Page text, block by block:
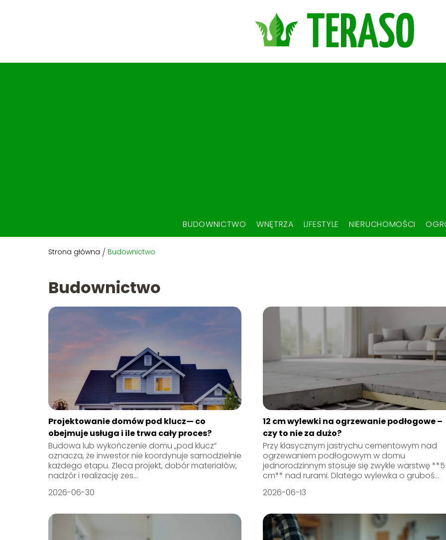
BUDOWNICTWO WNĘTRZA LIFESTYLE NIERUCHOMOŚCI
Strona główna / Budownictwo
Budownictwo
Projektowanie domów pod klucz— co
obejmuje usługa i ile trwa cały proces?
Budowa lub wykończenie domu „pod klucz”
oznacza, że inwestor nie koordynuje samodzielnie
każdego etapu. Zleca projekt, dobór materiałów,
nadzór i realizację zes...
2026-06-30
12 cm wylewki na ogrzewanie podłogowe –
czy to nie za dużo?
Przy klasycznym jastrychu cementowym nad
ogrzewaniem podłogowym w domu
jednorodzinnym stosuje się zwykle warstwę
cm** nad rurami. Dlatego wylewka o gruboś...
2026-06-13